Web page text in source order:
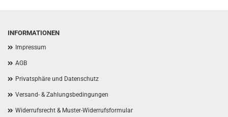
INFORMATIONEN
Impressum
AGB
Privatsphäre und Datenschutz
Versand- & Zahlungsbedingungen
Widerrufsrecht & Muster-Widerrufsformular